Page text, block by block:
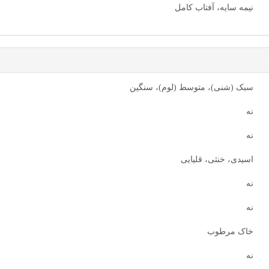
نیمه سایه، آفتاب کامل
سبک (شنی)، متوسط (لوم)، سنگین
نه
نه
اسیدی، خنثی، قلیایی
نه
نه
خاک مرطوب
نه